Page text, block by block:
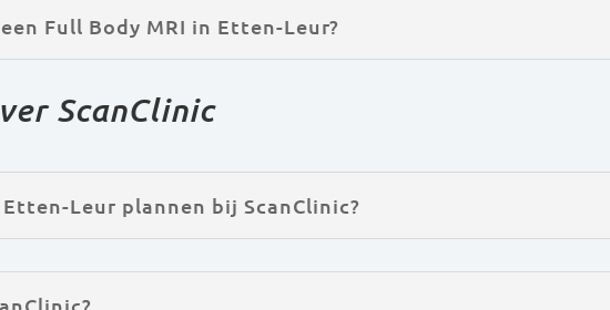
Full Body MRI in Etten-Leur?
ScanClinic
Leur plannen bij ScanClinic?